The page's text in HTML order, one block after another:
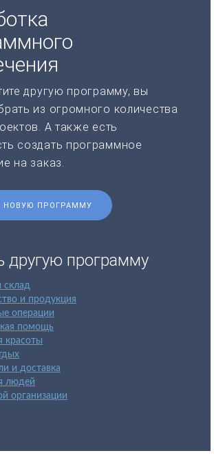
другую программу, вы
из огромного количества
А также есть
создать программное
на заказ.
НОВУЮ ПРОГРАММУ
другую программу
склад
и продукция
операции
помощь
красоты
и доставка
людей
организации